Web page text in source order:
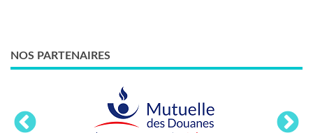
NOS PARTENAIRES